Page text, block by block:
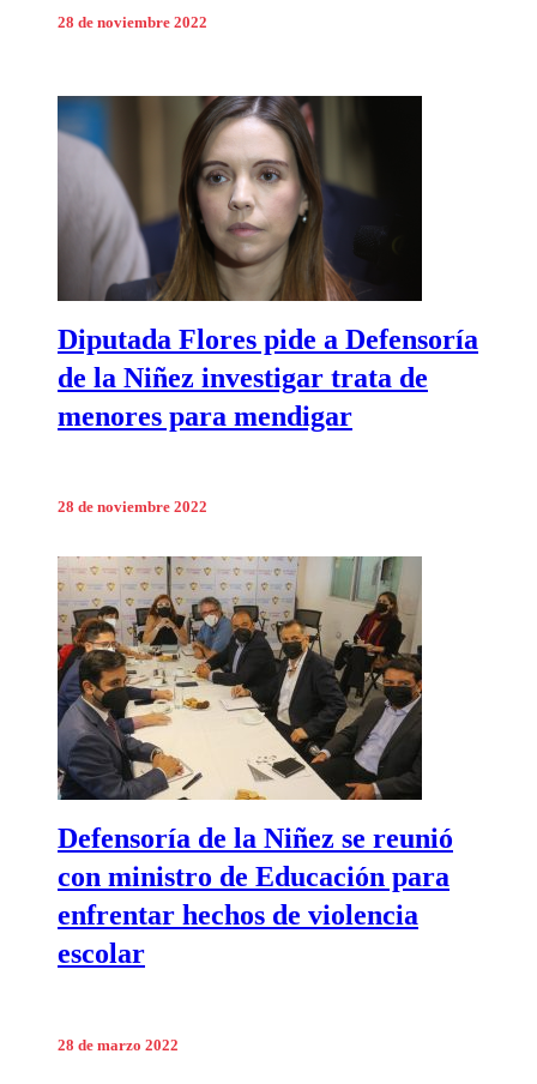
28 de noviembre 2022
Diputada Flores pide a Defensoría
de la Niñez investigar trata de
menores para mendigar
28 de noviembre 2022
Defensoría de la Niñez se reunió
con ministro de Educación para
enfrentar hechos de violencia
escolar
28 de marzo 2022